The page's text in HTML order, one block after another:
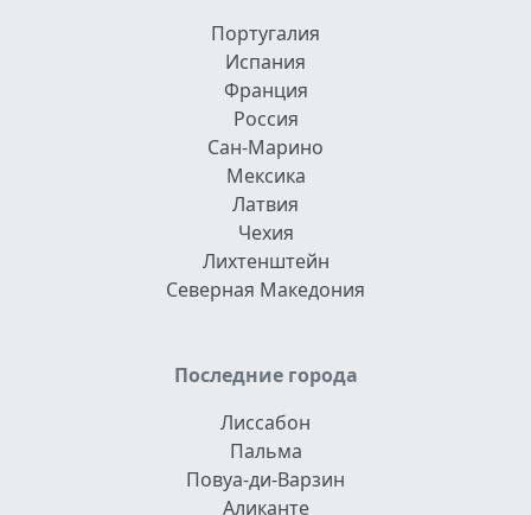
Португалия
Испания
Франция
Россия
Сан-Марино
Мексика
Латвия
Чехия
Лихтенштейн
Северная Македония
Последние города
Лиссабон
Пальма
Повуа-ди-Варзин
Аликанте